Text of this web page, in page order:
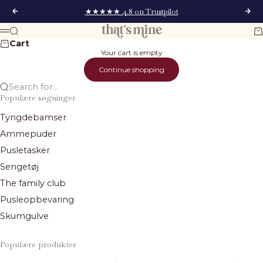
Previous
★★★★★ 4.8 on Trustpilot
Next
That's Mine
Menu
Search
Cart
Your cart is empty
Continue shopping
Search for...
Populære søgninger
Tyngdebamser
Ammepuder
Pusletasker
Sengetøj
The family club
Pusleopbevaring
Skumgulve
Populære produkter